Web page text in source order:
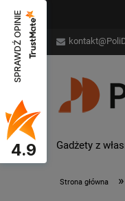
Gadżety z
Strona główna »
SPRAWDŹ OPINIE
4.9